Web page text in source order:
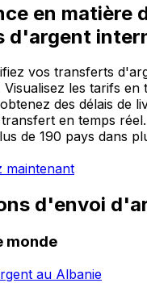
en matière
d'argent
vos transferts
les tarifs en
des délais de
en temps
de 190 pays dans
maintenant
d'envoi
monde
au Albanie